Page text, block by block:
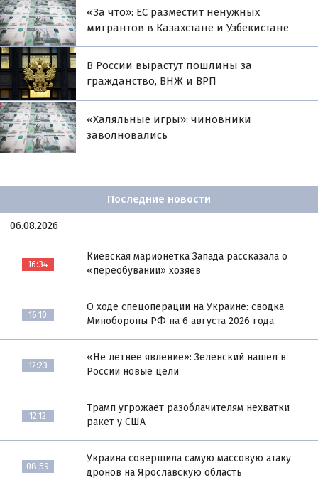
«За что»: ЕС разместит ненужных
мигрантов в Казахстане и Узбекистане
В России вырастут пошлины за
гражданство, ВНЖ и ВРП
«Халяльные игры»: чиновники
заволновались
Последние новости
06.08.2026
16:34
Киевская марионетка Запада рассказала о
«переобувании» хозяев
16:10
О ходе спецоперации на Украине: сводка
Минобороны РФ на 6 августа 2026 года
12:23
«Не летнее явление»: Зеленский нашёл в
России новые цели
12:12
Трамп угрожает разоблачителям нехватки
ракет у США
08:59
Украина совершила самую массовую атаку
дронов на Ярославскую область